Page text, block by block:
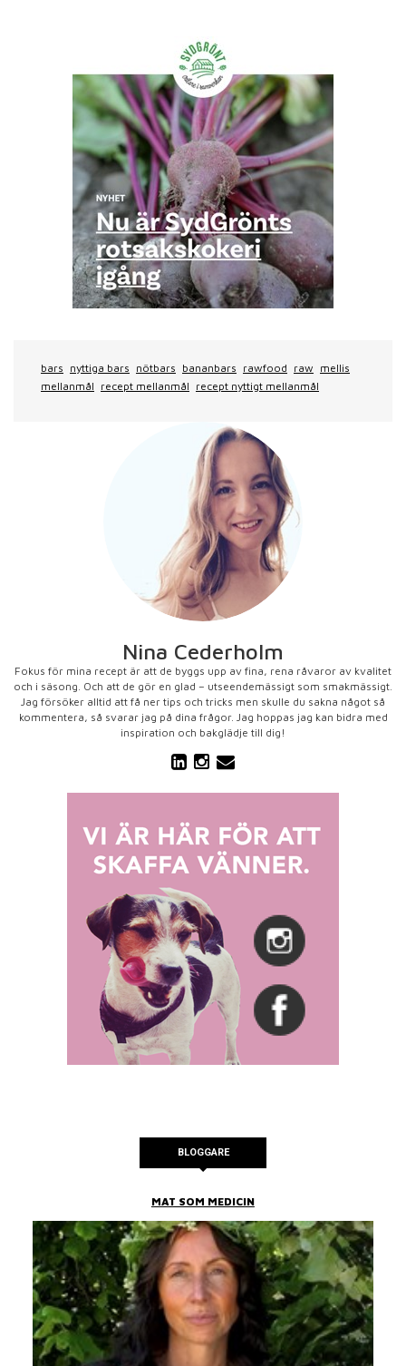
bars nyttiga bars nötbars bananbars rawfood raw mellis
mellanmål recept mellanmål recept nyttigt mellanmål
Nina Cederholm
Fokus för mina recept är att de byggs upp av fina, rena råvaror av kvalitet
och i säsong. Och att de gör en glad – utseendemässigt som smakmässigt.
Jag försöker alltid att få ner tips och tricks men skulle du sakna något så
kommentera, så svarar jag på dina frågor. Jag hoppas jag kan bidra med
inspiration och bakglädje till dig!
BLOGGARE
MAT SOM MEDICIN